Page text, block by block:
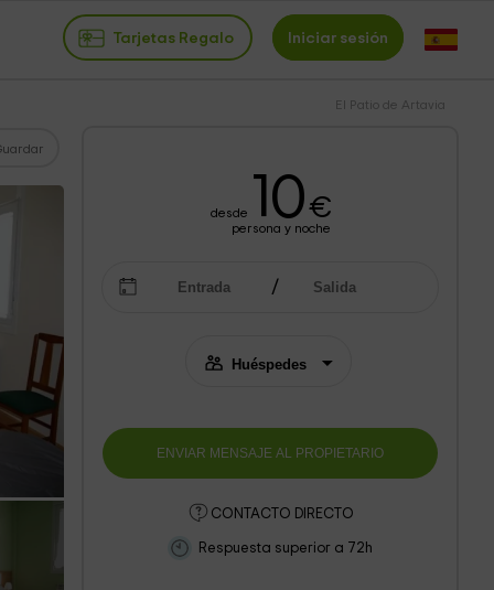
Tarjetas Regalo Iniciar sesión
El Patio de Artavia
desde 10€
persona y noche
CONTACTO DIRECTO
Respuesta superior a 72h